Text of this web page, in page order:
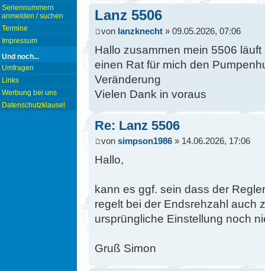
Seriennummern
anmelden / suchen
Termine
Impressum
Und noch...
Umfragen
Links
Werbung bei uns
Datenschutzklausel
Lanz 5506
von lanzknecht » 09.05.2026, 07:06
Hallo zusammen mein 5506
einen Rat für mich den
Veränderung
Vielen Dank in voraus
Re: Lanz 5506
von simpson1986 » 14.06.2026, 17:06
Hallo,
kann es ggf. sein dass der
regelt bei der Endsrehzahl auch
ursprüngliche Einstellung noch
Gruß Simon